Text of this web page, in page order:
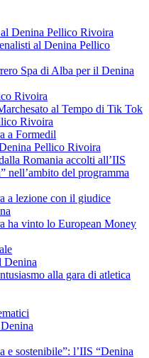
Denina Pellico Rivoira
al Denina Pellico
Spa di Alba per il Denina
Rivoira
al Tempo di Tik Tok
Rivoira
a Formedil
Pellico Rivoira
Romania accolti all’IIS
nell’ambito del programma
a lezione con il giudice
ha vinto lo European Money
Denina
alla gara di atletica
e sostenibile”: l’IIS “Denina